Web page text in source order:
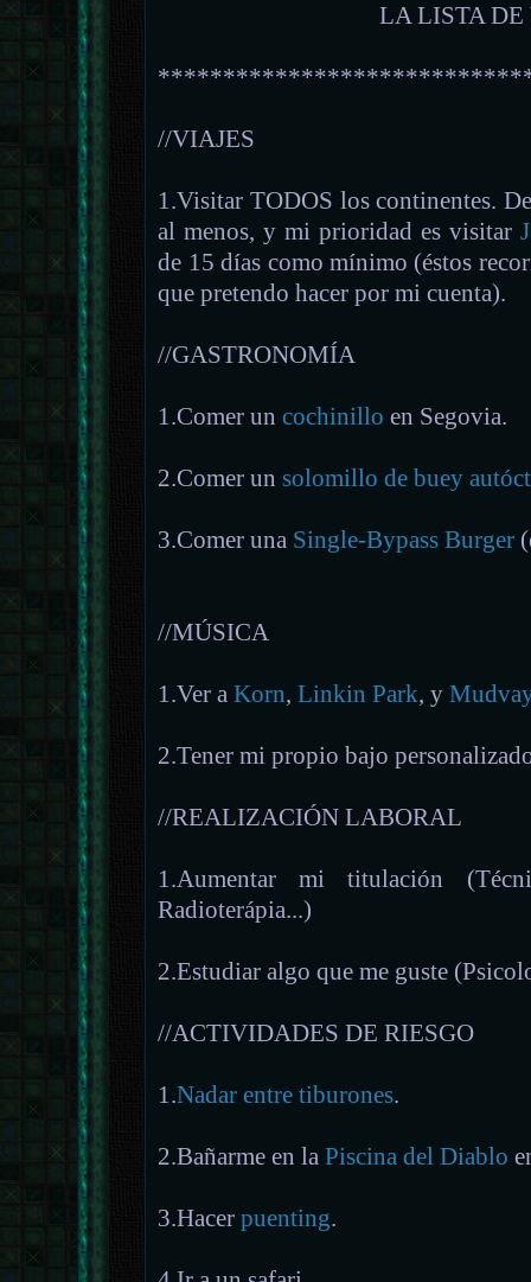
LA LISTA DE
//VIAJES
1.Visitar TODOS los continentes.
al menos, y mi prioridad es visitar
de 15 días como mínimo (éstos
que pretendo hacer por mi cuenta).
//GASTRONOMÍA
1.Comer uncochinilloen Segovia.
2.Comer un solomillo de buey
3.Comer una Single-Bypass Burger
//MÚSICA
1.Ver aKorn,Linkin Park, y
2.Tener mi propio bajo
//REALIZACIÓN LABORAL
1.Aumentar mi titulación
Radioterápia...)
2.Estudiar algo que me guste
//ACTIVIDADES DE RIESGO
1.Nadar entre tiburones.
2.Bañarme en laPiscina del Diablo
3.Hacerpuenting.